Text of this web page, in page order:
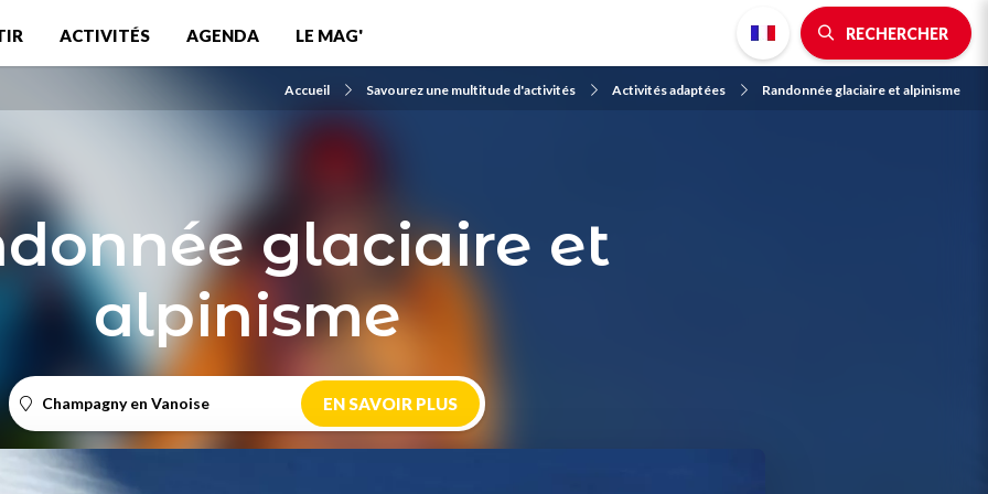
ACTIVITÉS AGENDA LE MAG' RECHERCHER
Accueil Savourez une multitude d'activités Activités adaptées Randonnée glaciaire et alpinisme
glaciaire et
alpinisme
Champagny en Vanoise EN SAVOIR PLUS